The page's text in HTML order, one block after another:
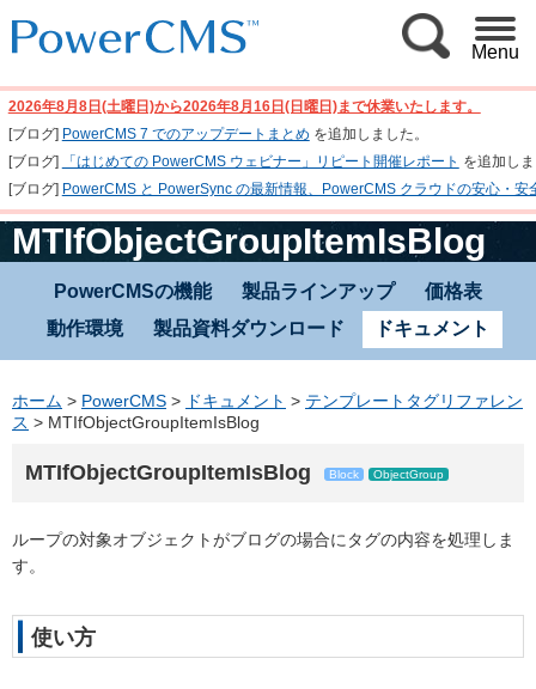
Menu
2026年8月8日(土曜日)から2026年8月16日(日曜日)まで休業いたします。
[ブログ] PowerCMS 7 でのアップデートまとめ を追加しました。
[ブログ]
「はじめての PowerCMS ウェビナー」リピート開催レポート を追加し
[ブログ] PowerCMS と PowerSync の最新情報、PowerCMS クラウドの安心・
MTIfObjectGroupItemIsBlog
PowerCMSの機能 製品ラインアップ
価格表
動作環境
製品資料ダウンロード ドキュメント
ホーム > PowerCMS > ドキュメント > テンプレートタグリファレン
ス > MTIfObjectGroupItemIsBlog
MTIfObjectGroupItemIsBlog Block ObjectGroup
ループの対象オブジェクトがブログの場合にタグの内容を処理しま
す。
使い方